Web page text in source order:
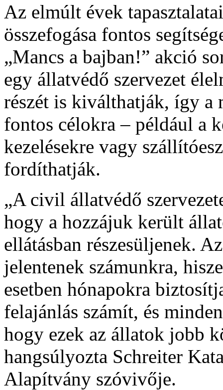
Az elmúlt évek
összefogása fontos
„Mancs a bajban!” akció
egy állatvédő szervezet
részét is kiválthatják, így a
fontos célokra – például a
kezelésekre vagy
fordíthatják.
„A civil állatvédő
hogy a hozzájuk került
ellátásban részesüljenek.
jelentenek számunkra,
esetben hónapokra
felajánlás számít, és
hogy ezek az állatok jobb
hangsúlyozta Schreiter
Alapítvány szóvivője.